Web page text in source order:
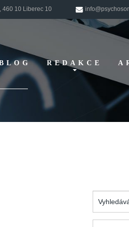
460 10 Liberec 10
REDAKCE
Pokyny pro